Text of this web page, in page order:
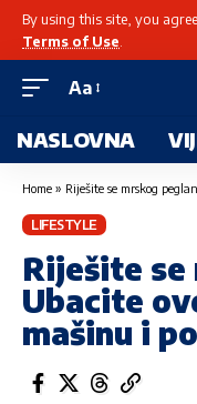
By using this site, you
Terms of Use
Aa
NASLOVNA
Home » Riješite se mrskog
LIFESTYLE
Riješite se
Ubacite
mašinu i